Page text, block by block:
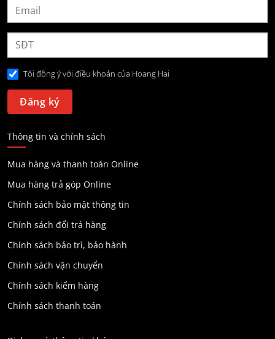
Tôi đồng ý với điều khoản của Hoang Hai
Thông tin và chính sách
Mua hàng và thanh toán Online
Mua hàng trả góp Online
Chính sách bảo mật thông tin
Chính sách đổi trả hàng
Chính sách bảo trì, bảo hành
Chính sách vận chuyển
Chính sách kiểm hàng
Chính sách thanh toán